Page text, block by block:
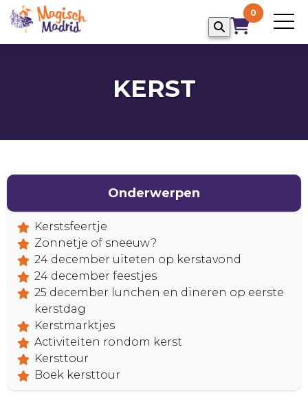
0
KERST
Onderwerpen
Kerstsfeertje
Zonnetje of sneeuw?
24 december uiteten op kerstavond
24 december feestjes
25 december lunchen en dineren op eerste
kerstdag
Kerstmarktjes
Activiteiten rondom kerst
Kersttour
Boek kersttour